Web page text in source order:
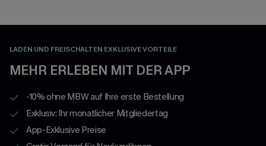
LADEN UND FREISCHALTEN EXKLUSIVE VORTEILE
MEHR ERLEBEN MIT DER APP
-10% ohne MBW auf Ihre erste Bestellung
Exklusiv: Ihr monatlicher Mitgliedertag
App-Exklusive Preise